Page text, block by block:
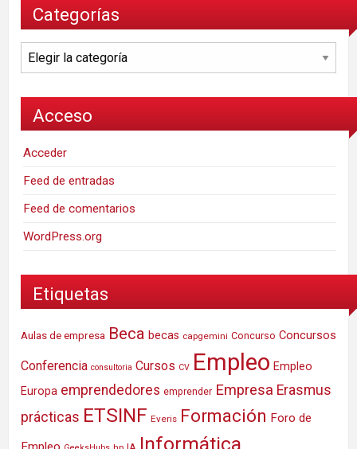
Categorías
Categorías
Acceso
Acceder
Feed de entradas
Feed de comentarios
WordPress.org
Etiquetas
Aulas de empresa Beca becas capgemini Concurso Concursos
Conferencia consultoria Cursos CV Empleo Empleo
Europa emprendedores emprender Empresa Erasmus
prácticas ETSINF Everis Formación Foro de
Informática